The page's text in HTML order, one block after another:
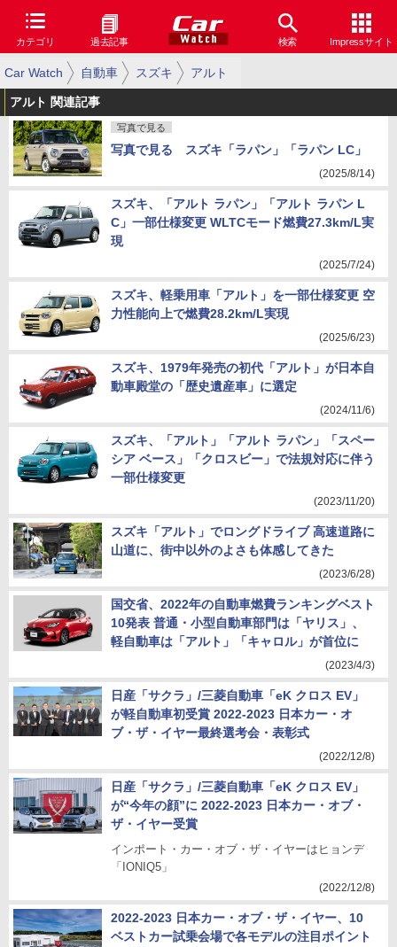
カテゴリ 過去記事 検索 Impressサイト
Car Watch 自動車 スズキ アルト
アルト 関連記事
写真で見る
写真で見る スズキ「ラパン」「ラパン LC」
(2025/8/14)
スズキ、「アルト ラパン」「アルト ラパン L
C」一部仕様変更 WLTCモード燃費27.3km/L実
現
(2025/7/24)
スズキ、軽乗用車「アルト」を一部仕様変更 空
力性能向上で燃費28.2km/L実現
(2025/6/23)
スズキ、1979年発売の初代「アルト」が日本自
動車殿堂の「歴史遺産車」に選定
(2024/11/6)
スズキ、「アルト」「アルト ラパン」「スペー
シア ベース」「クロスビー」で法規対応に伴う
一部仕様変更
(2023/11/20)
スズキ「アルト」でロングドライブ 高速道路に
山道に、街中以外のよさも体感してきた
(2023/6/28)
国交省、2022年の自動車燃費ランキングベスト
10発表 普通・小型自動車部門は「ヤリス」、
軽自動車は「アルト」「キャロル」が首位に
(2023/4/3)
日産「サクラ」/三菱自動車「eK クロス EV」
が軽自動車初受賞 2022-2023 日本カー・オ
ブ・ザ・イヤー最終選考会・表彰式
(2022/12/8)
日産「サクラ」/三菱自動車「eK クロス EV」
が“今年の顔”に 2022-2023 日本カー・オブ・
ザ・イヤー受賞
インポート・カー・オブ・ザ・イヤーはヒョンデ
「IONIQ5」
(2022/12/8)
2022-2023 日本カー・オブ・ザ・イヤー、10
ベストカー試乗会場で各モデルの注目ポイント